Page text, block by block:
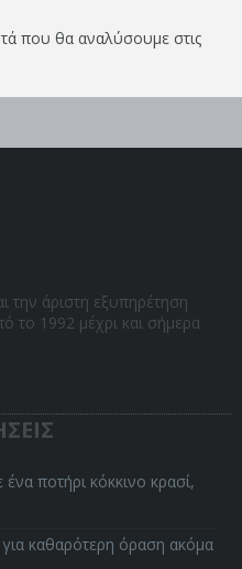
που θα αναλύσουμε στις
την άριστη εξυπηρέτηση
το 1992 μέχρι και σήμερα
ποτήρι κόκκινο κρασί,
καθαρότερη όραση ακόμα